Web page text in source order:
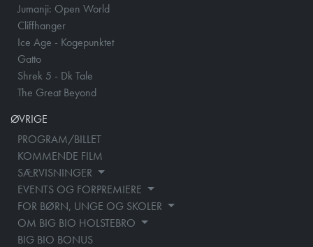
Jumanji: Open World
Cliffhanger
Ice Age - Kogepunktet
Gatto
Shrek 5 - Dk Tale
The Great Beyond
ØVRIGE
PROGRAM/BILLET
KOMMENDE FILM
SÆRVISNINGER
EVENTS OG FORPREMIERE
FOR BØRN, UNGE OG SKOLER
OM BIG BIO HOLSTEBRO
BIG BIO BONUS